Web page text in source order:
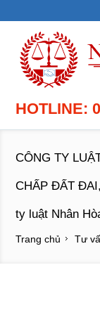
HOTLINE:
CÔNG TY
CHẤP ĐẤT
ty luật Nhân
Trang chủ Tư